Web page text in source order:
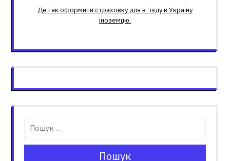
Де і як оформити страховку для вʼїзду в Україну
іноземцю.
Пошук